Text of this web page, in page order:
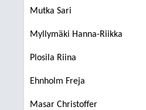
Mutka Sari
Myllymäki Hanna-Riikka
Plosila Riina
Ehnholm Freja
Masar Christoffer